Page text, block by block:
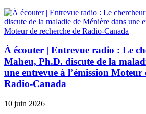
À écouter | Entrevue radio : Le
Maheu, Ph.D. discute de la
une entrevue à l’émission Moteur
Radio-Canada
10 juin 2026